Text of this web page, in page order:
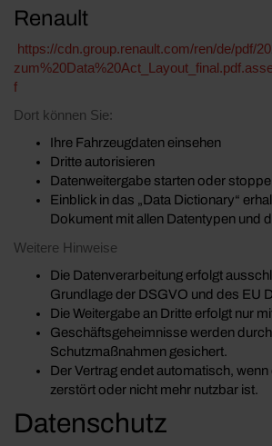
Renault
https://cdn.group.renault.com/ren/de/pdf/
f
Dort können Sie:
Ihre Fahrzeugdaten einsehen
Dritte autorisieren
Datenweitergabe starten oder
Einblick in das „Data Dictionary“
Dokument mit allen Datentypen und
Weitere Hinweise
Die Datenverarbeitung erfolgt
Grundlage der DSGVO und des EU
Die Weitergabe an Dritte erfolgt nur
Geschäftsgeheimnisse werden
Schutzmaßnahmen gesichert.
Der Vertrag endet automatisch,
zerstört oder nicht mehr nutzbar ist.
Datenschutz